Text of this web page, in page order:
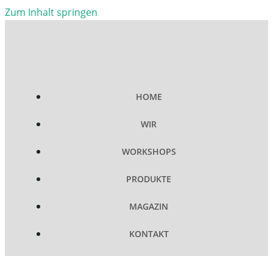
Zum Inhalt springen
HOME
WIR
WORKSHOPS
PRODUKTE
MAGAZIN
KONTAKT